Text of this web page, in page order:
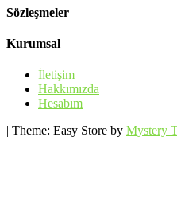
Sözleşmeler
Kurumsal
İletişim
Hakkımızda
Hesabım
| Theme: Easy Store by Mystery